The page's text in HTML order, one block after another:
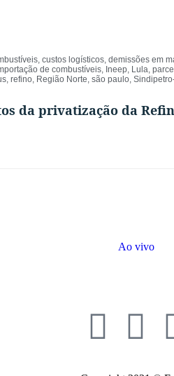
, custos logísticos, demissões em
de combustíveis, Ineep, Lula,
, refino, Região Norte, são paulo,
da privatização da
Ao vivo